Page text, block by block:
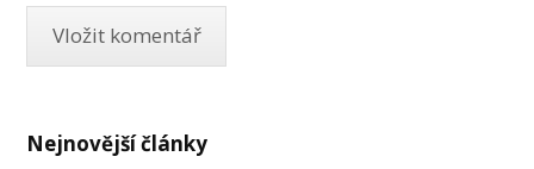
Nejnovější články